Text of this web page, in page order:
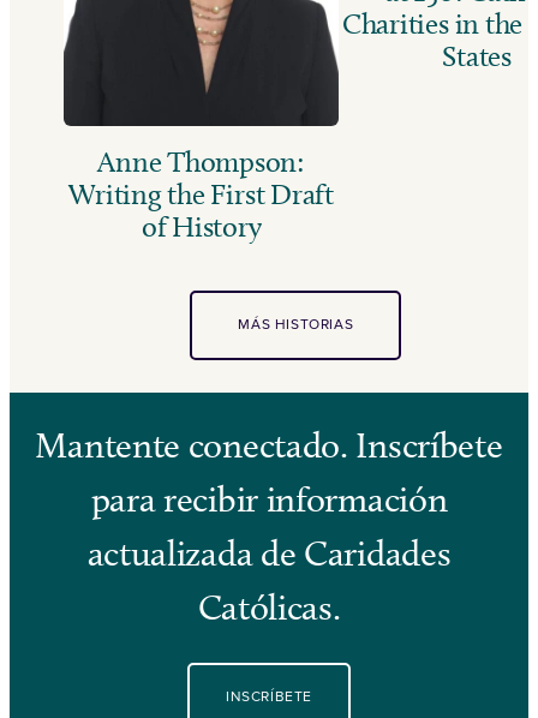
Anne Thompson:
Writing the First Draft
of History
Charities in the
States
MÁS HISTORIAS
Mantente conectado. Inscríbete
para recibir información
actualizada de Caridades
Católicas.
INSCRÍBETE